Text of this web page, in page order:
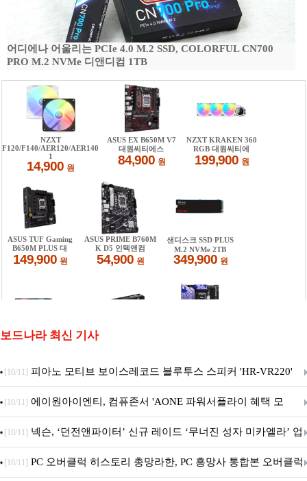
어디에나 어울리는 PCIe 4.0 M.2 SSD, COLORFUL CN700
PRO M.2 NVMe 디앤디컴 1TB
보드나라 최신 기사
[10/11] 피아노 모티브 보이스레코드 블루투스 스피커 'HR-VR220'
출시
[10/11] 에이원아이엔티, 컴퓨존서 'AONE 파워서플라이 혜택 모
음.ZIP' 이벤트 진행
[10/11] 넥슨, ‘던전앤파이터’ 신규 레이드 ‘무너진 성자 미카엘라’ 업
데이트!
[10/11] PC 오버클럭 히스토리 총망라한, PC 흥망사 통합본 오버클럭